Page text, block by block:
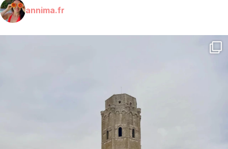
annima.fr